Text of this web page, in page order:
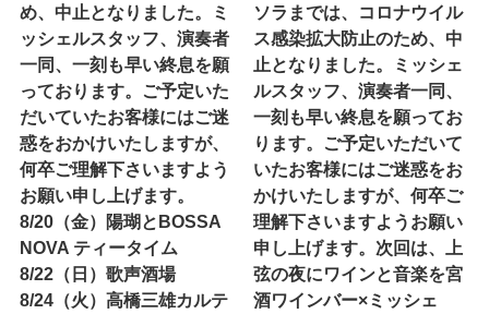
め、中止となりました。ミ
ッシェルスタッフ、演奏者
一同、一刻も早い終息を願
っております。ご予定いた
だいていたお客様にはご迷
惑をおかけいたしますが、
何卒ご理解下さいますよう
お願い申し上げます。
8/20（金）陽瑚とBOSSA
NOVA ティータイム
8/22（日）歌声酒場
8/24（火）高橋三雄カルテ
ソラまでは、コロナウイル
ス感染拡大防止のため、中
止となりました。ミッシェ
ルスタッフ、演奏者一同、
一刻も早い終息を願ってお
ります。ご予定いただいて
いたお客様にはご迷惑をお
かけいたしますが、何卒ご
理解下さいますようお願い
申し上げます。次回は、上
弦の夜にワインと音楽を宮
酒ワインバー×ミッシェ